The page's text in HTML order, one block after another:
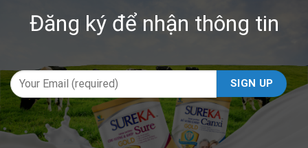
Đăng ký để nhận thông tin